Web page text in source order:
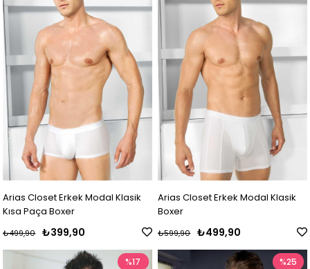
Arias Closet Erkek Modal Klasik
Kısa Paça Boxer
₺399,90
₺499,90
Arias Closet Erkek Modal Klasik
Boxer
₺499,90
₺599,90
%17 %25